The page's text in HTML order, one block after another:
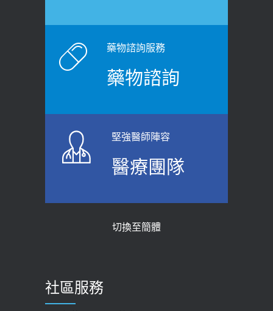
原則避免血糖血壓飆高
2026-06-08
上班常待在冷氣房？小心泌尿道感染
醫示警：1病症嚴重恐喪命
2026-05-21
老後睡不好、夜間易跌倒
2021-03-05
骨科魏志定主任接受專訪 【年代電視
質密度檢查！醫：注意5重點可逆轉
膝蓋退化有9大部位 骨科醫坦言：不
一定得換人工關節
藥物諮詢服務
藥物諮詢
堅強醫師陣容
醫療團隊
切換至簡體
社區服務